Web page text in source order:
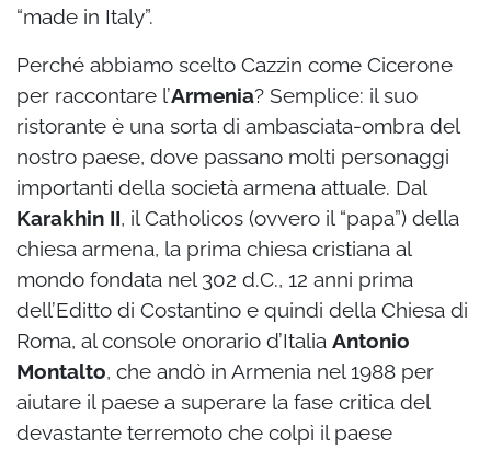
“made in Italy”.
Perché abbiamo scelto Cazzin come Cicerone
per raccontare l’Armenia? Semplice: il suo
ristorante è una sorta di ambasciata-ombra del
nostro paese, dove passano molti personaggi
importanti della società armena attuale. Dal
Karakhin II, il Catholicos (ovvero il “papa”) della
chiesa armena, la prima chiesa cristiana al
mondo fondata nel 302 d.C., 12 anni prima
dell’Editto di Costantino e quindi della Chiesa di
Roma, al console onorario d’Italia Antonio
Montalto, che andò in Armenia nel 1988 per
aiutare il paese a superare la fase critica del
devastante terremoto che colpì il paese